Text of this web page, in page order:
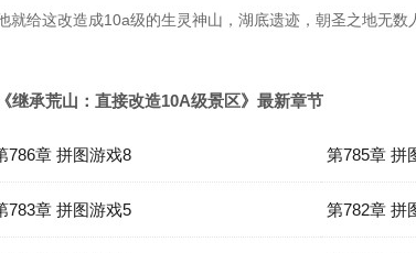
就给这改造成10a级的生灵神山，湖底遗迹，朝圣之地无
《继承荒山：直接改造10A级景区》最新章节
786章 拼图游戏8 第785章 拼
783章 拼图游戏5 第782章 拼